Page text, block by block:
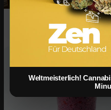
Infused Kitchen bei FIV: Das
Cannabis-Kochportal
Weltmeisterlich!